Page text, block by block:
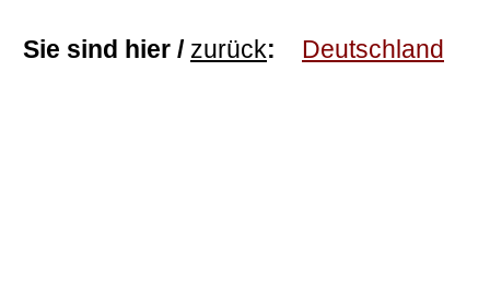
Sie sind hier / zurück: Deutschland